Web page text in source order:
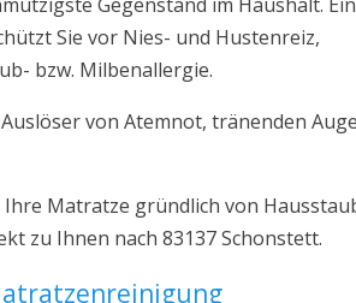
Sie vor Nies- und Hustenreiz,
bzw. Milbenallergie.
von Atemnot, tränenden
Matratze gründlich von
zu Ihnen nach 83137 Schonstett.